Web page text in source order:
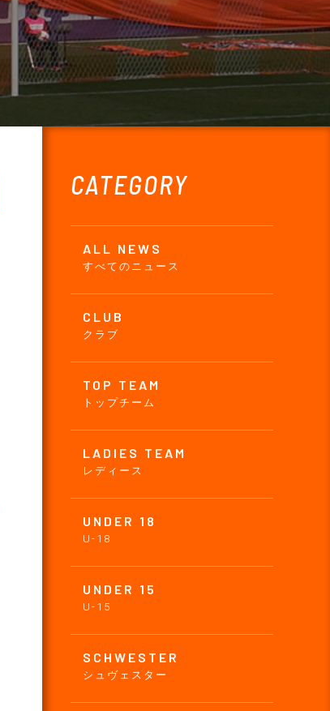
CATEGORY
ALL NEWS
すべてのニュース
CLUB
クラブ
TOP TEAM
トップチーム
LADIES TEAM
レディース
UNDER 18
U-18
UNDER 15
U-15
SCHWESTER
シュヴェスター